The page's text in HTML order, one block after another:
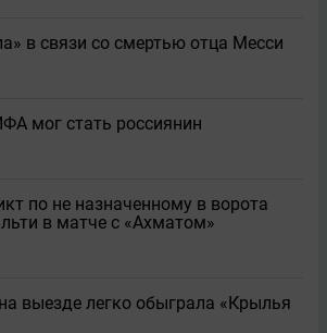
в связи со смертью отца Месси
мог стать россиянин
по не назначенному в ворота
в матче с «Ахматом»
выезде легко обыграла «Крылья